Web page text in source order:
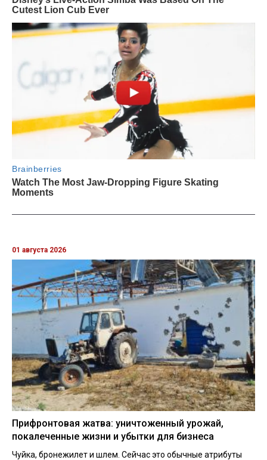
01 августа 2026
Прифронтовая жатва: уничтоженный урожай,
покалеченные жизни и убытки для бизнеса
Чуйка, бронежилет и шлем. Сейчас это обычные атрибуты